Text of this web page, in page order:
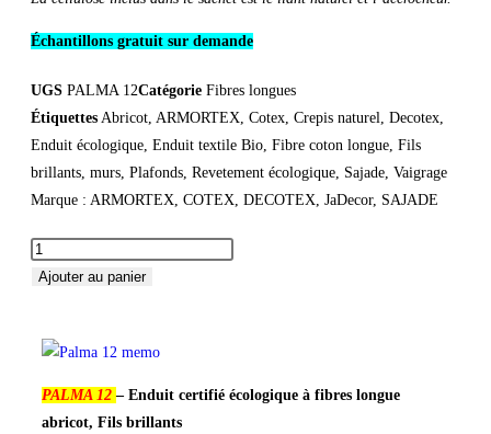
Échantillons gratuit sur demande
UGS PALMA 12Catégorie Fibres longues
Étiquettes Abricot, ARMORTEX, Cotex, Crepis naturel, Decotex,
Enduit écologique, Enduit textile Bio, Fibre coton longue, Fils
brillants, murs, Plafonds, Revetement écologique, Sajade, Vaigrage
Marque : ARMORTEX, COTEX, DECOTEX, JaDecor, SAJADE
Ajouter au panier
PALMA 12 – Enduit certifié écologique à fibres longue
abricot, Fils brillants